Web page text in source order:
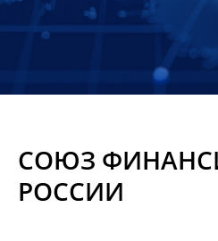
Контакты
Материалы
СОЮЗ
РОССИИ